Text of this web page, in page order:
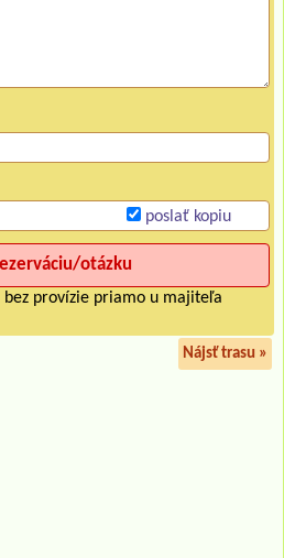
poslať kopiu
bez provízie priamo u majiteľa
Nájsť trasu »